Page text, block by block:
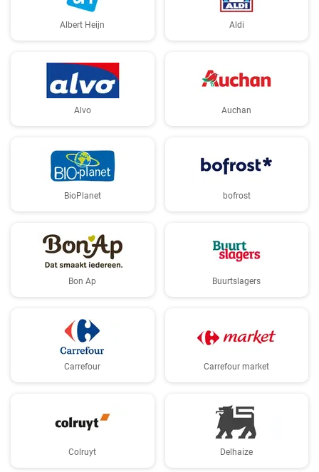
Albert Heijn Aldi
Alvo Auchan
BioPlanet bofrost
Bon Ap Buurtslagers
Carrefour Carrefour market
Colruyt Delhaize